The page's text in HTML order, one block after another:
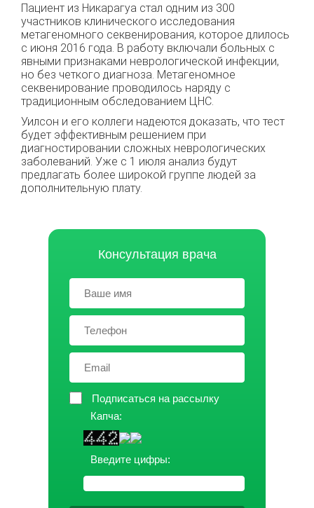
Пациент из Никарагуа стал одним из 300
участников клинического исследования
метагеномного секвенирования, которое длилось
с июня 2016 года. В работу включали больных с
явными признаками неврологической инфекции,
но без четкого диагноза. Метагеномное
секвенирование проводилось наряду с
традиционным обследованием ЦНС.
Уилсон и его коллеги надеются доказать, что тест
будет эффективным решением при
диагностировании сложных неврологических
заболеваний. Уже с 1 июля анализ будут
предлагать более широкой группе людей за
дополнительную плату.
Консультация врача
Подписаться на рассылку
Капча:
Введите цифры: